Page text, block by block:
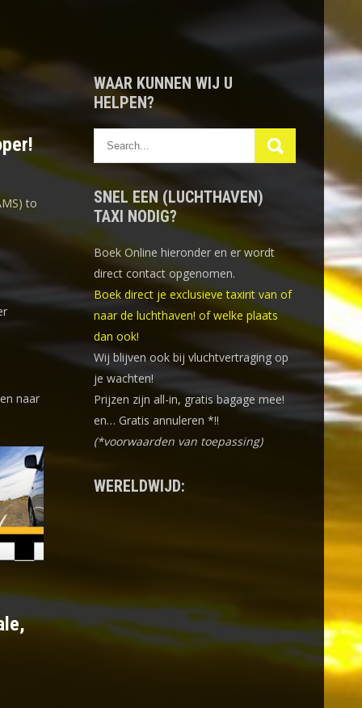
to
naar
WAAR KUNNEN WIJ U
HELPEN?
SNEL EEN (LUCHTHAVEN)
TAXI NODIG?
Boek Online hieronder en er wordt
direct contact opgenomen.
Boek direct je exclusieve taxirit van of
naar de luchthaven! of welke plaats
dan ook!
Wij blijven ook bij vluchtvertraging op
je wachten!
Prijzen zijn all-in, gratis bagage mee!
en… Gratis annuleren *!!
(*voorwaarden van toepassing)
WERELDWIJD: